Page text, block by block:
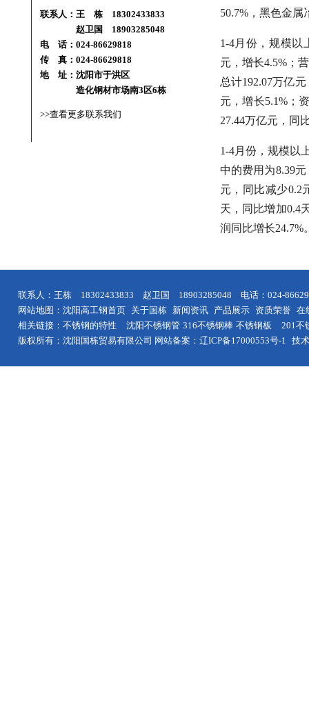
联系人：王 栋 18302433833
赵卫国 18903285048
电 话：024-86629818
传 真：024-86629818
地 址：沈阳市于洪区
造化钢材市场南3区6栋
>>查看更多联系我们
50.7%，黑色金属
1-4月份，规模以
元，增长4.5%；
总计192.07万亿
元，增长5.1%；
27.44万亿元，同
1-4月份，规模以
中的费用为8.39
元，同比减少0.2
天，同比增加0.4
润同比增长24.7%
联系人：王栋 18302433833 赵卫国 18903285048 电话：024-
网站地图： 沈阳高工钢首页 关于国栋 新闻资讯 产品展示 资质荣誉 在
相关链接： 不锈钢的特性 沈阳不锈钢管 316不锈钢棒 不锈钢板
201不
版权所有：沈阳国栋贸易有限公司 网站备案： 辽ICP备17000553号-1 技